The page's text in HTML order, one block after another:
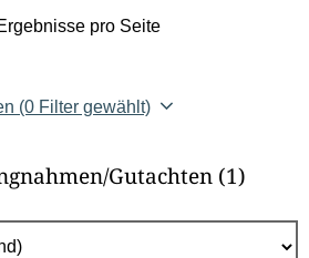
h
pro Seite
(0 Filter gewählt)
⁠Gutachten (1)